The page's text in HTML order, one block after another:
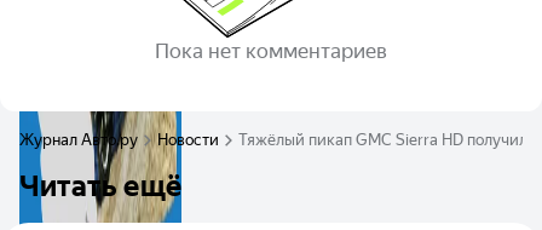
Пока нет комментариев
Журнал Авто.ру Новости Тяжёлый пикап GMC Sierra HD получил
Читать ещё